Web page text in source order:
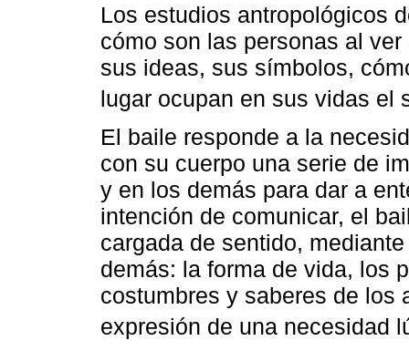
Los estudios antropológicos
cómo son las personas al
sus ideas, sus símbolos,
lugar ocupan en sus vidas el
El baile responde a la
con su cuerpo una serie de
y en los demás para dar a
intención de comunicar, el
cargada de sentido,
demás: la forma de vida, los
costumbres y saberes de los
expresión de una necesidad